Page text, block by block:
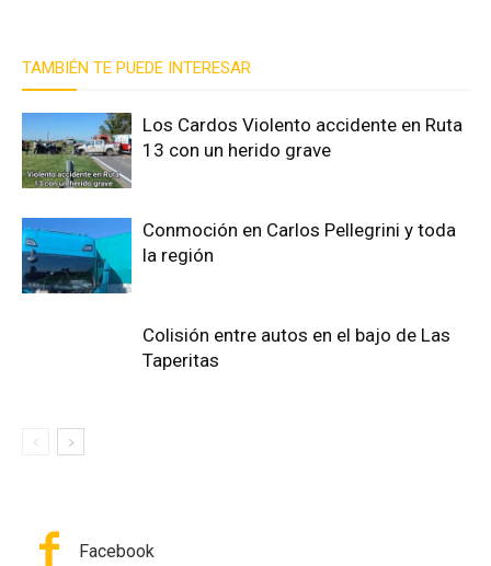
TAMBIÉN TE PUEDE INTERESAR
Los Cardos Violento accidente en Ruta
13 con un herido grave
Conmoción en Carlos Pellegrini y toda
la región
Colisión entre autos en el bajo de Las
Taperitas
Facebook